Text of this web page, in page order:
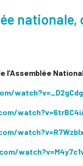
l’Assemblée